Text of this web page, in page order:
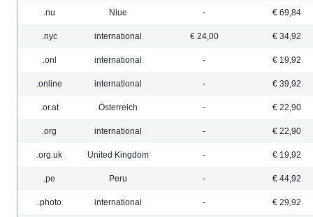
.nu Niue - € 69,84
.nyc international € 24,00 € 34,92
.onl international - € 19,92
.online international - € 39,92
.or.at Österreich - € 22,90
.org international - € 22,90
.org.uk United Kingdom - € 19,92
.pe Peru - € 44,92
.photo international - € 29,92